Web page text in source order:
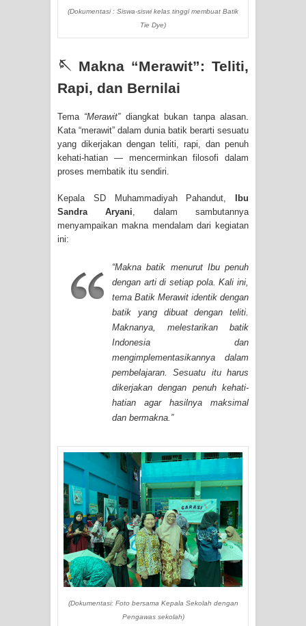
(Dokumentasi : Siswa-siswi kelas tinggi membuat Batik
Tie Dye)
🪡 Makna “Merawit”: Teliti,
Rapi, dan Bernilai
Tema “Merawit”diangkat bukan tanpa alasan.
Kata “merawit” dalam dunia batik berarti sesuatu
yang dikerjakan dengan teliti, rapi, dan penuh
kehati-hatian — mencerminkan filosofi dalam
proses membatik itu sendiri.
Kepala SD Muhammadiyah Pahandut,
Ibu
Sandra Aryani, dalam sambutannya
menyampaikan makna mendalam dari kegiatan
ini:
“Makna batik menurut Ibu penuh
dengan arti di setiap pola. Kali ini,
tema Batik Merawit identik dengan
batik yang dibuat dengan teliti.
Maknanya, melestarikan batik
Indonesia dan
mengimplementasikannya dalam
pembelajaran. Sesuatu itu harus
dikerjakan dengan penuh kehati-
hatian agar hasilnya maksimal
dan bermakna.”
(Dokumentasi: Foto bersama Kepala Sekolah dengan
Pengawas sekolah)